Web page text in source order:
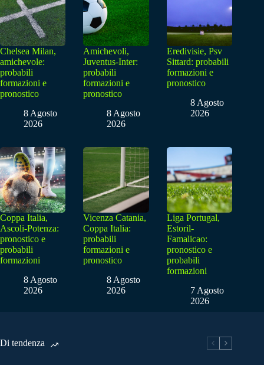
Chelsea Milan,
amichevole:
probabili
formazioni e
pronostico
8 Agosto
2026
Amichevoli,
Juventus-Inter:
probabili
formazioni e
pronostico
8 Agosto
2026
Eredivisie, Psv
Sittard: probabili
formazioni e
pronostico
8 Agosto
2026
Coppa Italia,
Ascoli-Potenza:
pronostico e
probabili
formazioni
8 Agosto
2026
Vicenza Catania,
Coppa Italia:
probabili
formazioni e
pronostico
8 Agosto
2026
Liga Portugal,
Estoril-
Famalicao:
pronostico e
probabili
formazioni
7 Agosto
2026
Di tendenza